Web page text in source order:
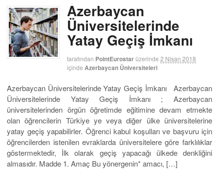
Azerbaycan
Üniversitelerinde
Yatay Geçiş İmkanı
tarafından PointEurostarüzerinde 2 Nisan 2018
içinde Azerbaycan Üniversiteleri
Azerbaycan Üniversitelerinde Yatay Geçiş İmkanı Azerbaycan
Üniversitelerinde Yatay Geçiş İmkanı ; Azerbaycan
üniversitelerinden örgün öğretimde eğitimine devam etmekte
olan öğrencilerin Türkiye ye veya diğer ülke üniversitelerine
yatay geçiş yapabilirler. Öğrenci kabul koşulları ve başvuru için
öğrencilerden istenilen evraklarda üniversitelere göre farklılıklar
göstermektedir, İlk olarak geçiş yapacağı ülkede denkliğini
almasıdır. Madde 1. Amaç Bu yönergenin* amacı, […]